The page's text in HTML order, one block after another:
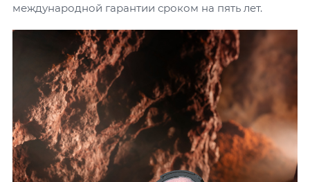
международной гарантии сроком на пять лет.